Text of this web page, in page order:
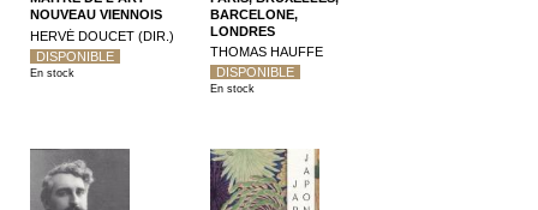
NOUVEAU VIENNOIS
HERVÉ DOUCET (DIR.)
DISPONIBLE
En stock
BARCELONE,
LONDRES
THOMAS HAUFFE
DISPONIBLE
En stock